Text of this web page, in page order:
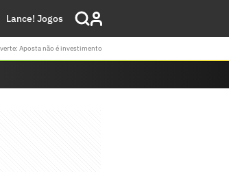
Lance! Jogos
Aposta não é investimento